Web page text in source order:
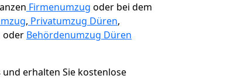
Firmenumzug oder bei dem
, Privatumzug Düren,
oder Behördenumzug Düren
und erhalten Sie kostenlose